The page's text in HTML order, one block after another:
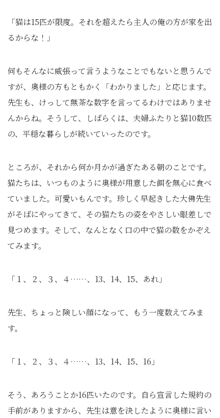
「猫は15匹が限度。それを超えたら主人の俺の方が家を出
るからな！」
何もそんなに威張って言うようなことでもないと思うんで
すが、奥様の方もともかく「わかりました」と応じます。
先生も、けっして無茶な数字を言ってるわけではありませ
んからね。そうして、しばらくは、夫婦ふたりと猫10数匹
の、平穏な暮らしが続いていったのです。
ところが、それから何か月かが過ぎたある朝のことです。
猫たちは、いつものように奥様が用意した餌を無心に食べ
ていました。可愛いもんです。珍しく早起きした大佛先生
がそばにやってきて、その猫たちの姿をやさしい眼差しで
見つめます。そして、なんとなく口の中で猫の数をかぞえ
てみます。
「１、２、３、４……、13、14、15、あれ」
先生、ちょっと険しい顔になって、もう一度数えてみま
す。
「１、２、３、４……、13、14、15、16」
そう、あろうことか16匹いたのです。自ら宣言した規約の
手前がありますから、先生は意を決したように奥様に言い